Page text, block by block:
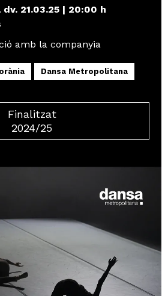
dv. 21.03.25 | 20:00 h
amb la companyia
Dansa Metropolitana
Finalitzat
2024/25